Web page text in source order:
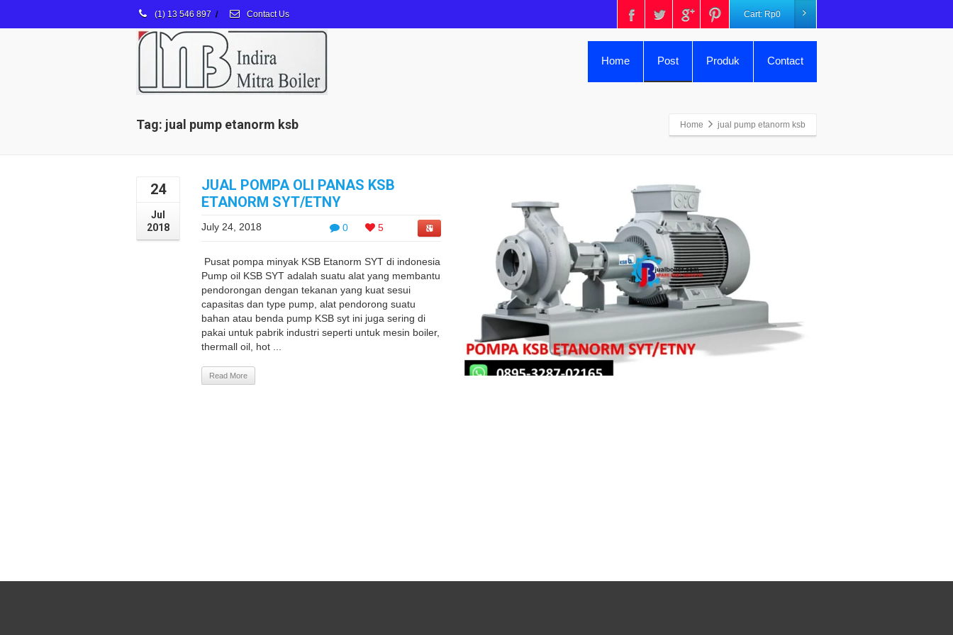
(1) 13 546 897 / Contact Us Cart: Rp0
Home Post Produk Contact
Tag: jual pump etanorm ksb Home jual pump etanorm ksb
24
Jul
2018
JUAL POMPA OLI PANAS KSB
ETANORM SYT/ETNY
0 5
July 24, 2018
Pusat pompa minyak KSB Etanorm SYT di indonesia
Pump oil KSB SYT adalah suatu alat yang membantu
pendorongan dengan tekanan yang kuat sesui
capasitas dan type pump, alat pendorong suatu
bahan atau benda pump KSB syt ini juga sering di
pakai untuk pabrik industri seperti untuk mesin boiler,
thermall oil, hot ...
Read More